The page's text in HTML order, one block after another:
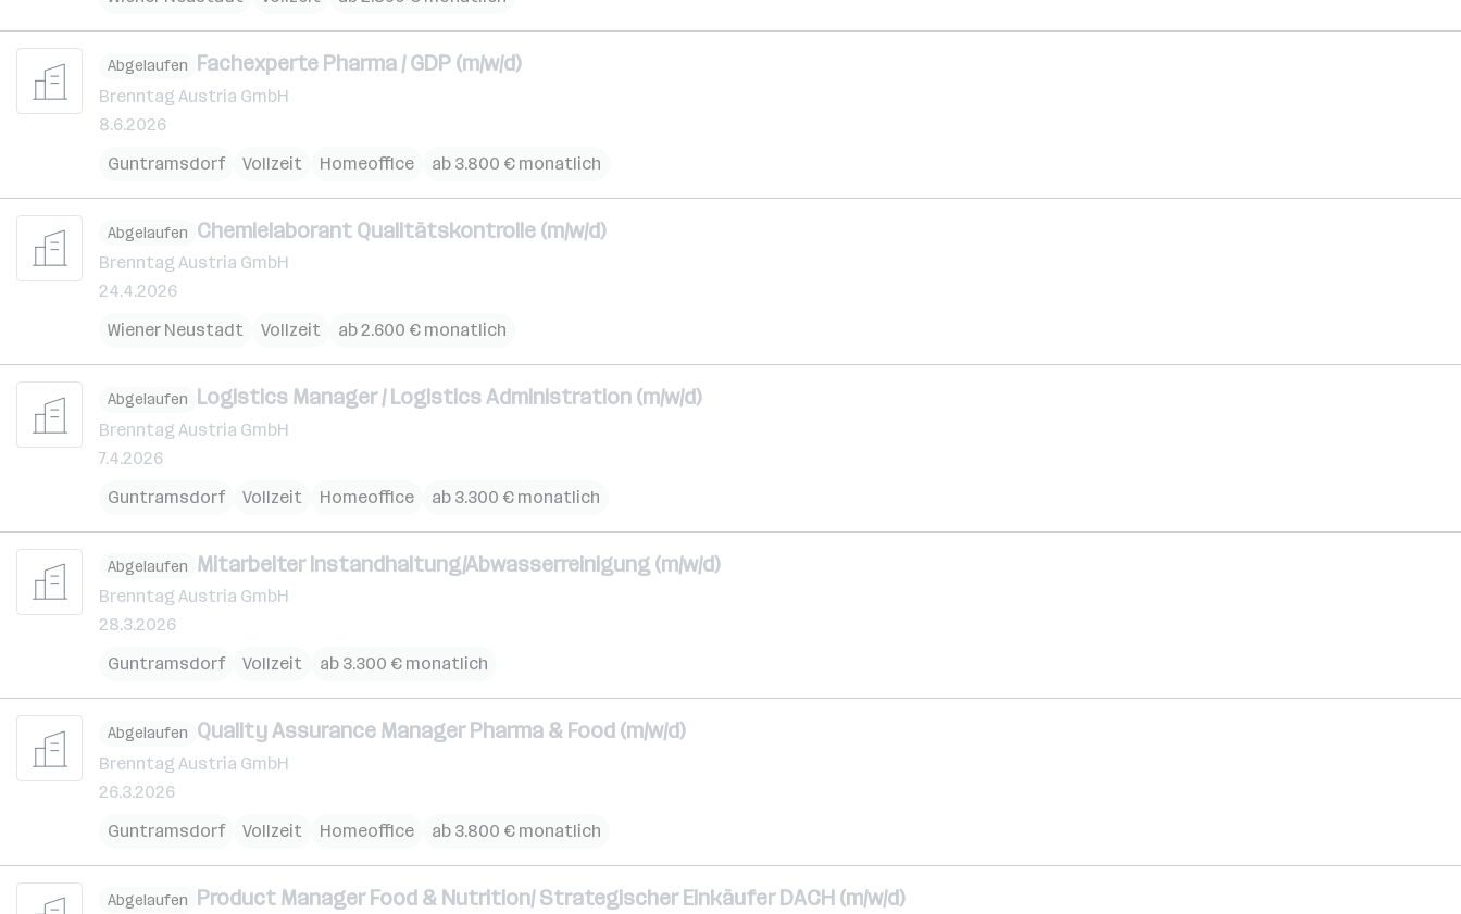
Abgelaufen Fachexperte Pharma / GDP (m/w/d)
Brenntag Austria GmbH
8.6.2026
Guntramsdorf
Vollzeit Homeoffice ab 3.800 € monatlich
Abgelaufen Chemielaborant Qualitätskontrolle (m/w/d)
Brenntag Austria GmbH
24.4.2026
Wiener Neustadt
Vollzeit ab 2.600 € monatlich
Abgelaufen Logistics Manager / Logistics Administration (m/w/d)
Brenntag Austria GmbH
7.4.2026
Guntramsdorf
Vollzeit Homeoffice ab 3.300 € monatlich
Abgelaufen Mitarbeiter Instandhaltung/Abwasserreinigung (m/w/d)
Brenntag Austria GmbH
28.3.2026
Guntramsdorf
Vollzeit ab 3.300 € monatlich
Abgelaufen Quality Assurance Manager Pharma & Food (m/w/d)
Brenntag Austria GmbH
26.3.2026
Guntramsdorf
Vollzeit Homeoffice ab 3.800 € monatlich
Abgelaufen Product Manager Food & Nutrition/ Strategischer Einkäufer DACH (m/w/d)